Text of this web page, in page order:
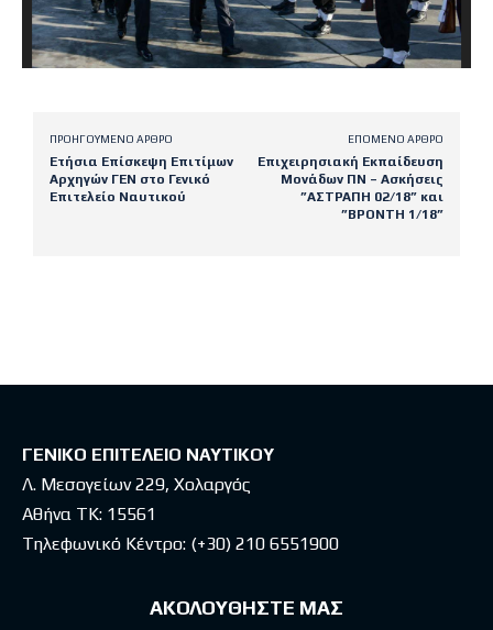
ΠΡΟΗΓΟΎΜΕΝΟ ΆΡΘΡΟ
Ετήσια Επίσκεψη Επιτίμων
Αρχηγών ΓΕΝ στο Γενικό
Επιτελείο Ναυτικού
ΕΠΌΜΕΝΟ ΆΡΘΡΟ
Επιχειρησιακή Εκπαίδευση
Μονάδων ΠΝ – Ασκήσεις
”ΑΣΤΡΑΠΗ 02/18” και
”ΒΡΟΝΤΗ 1/18”
ΓΕΝΙΚΟ ΕΠΙΤΕΛΕΙΟ ΝΑΥΤΙΚΟΥ
Λ. Μεσογείων 229, Χολαργός
Αθήνα ΤΚ: 15561
Τηλεφωνικό Κέντρο: (+30) 210 6551900
ΑΚΟΛΟΥΘΗΣΤΕ ΜΑΣ